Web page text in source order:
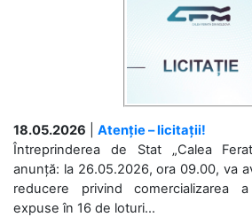
18.05.2026
Atenție – licitații!
Întreprinderea de Stat „Calea
anunță: la 26.05.2026, ora 09.00, va
reducere privind comercializarea
expuse în 16 de loturi...